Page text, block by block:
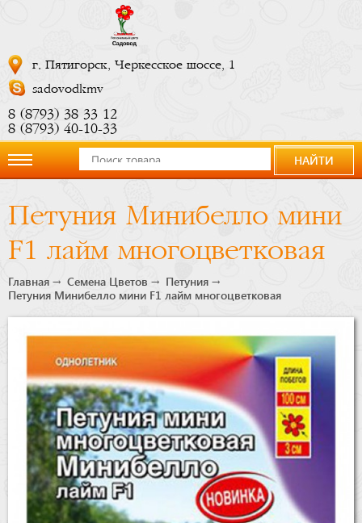
г. Пятигорск, Черкесское шоссе, 1
sadovodkmv
8 (8793) 38 33 12
8 (8793) 40-10-33
компании
Купить
Бренды
Доставка
Оптовикам
НАЙТИ
Петуния Минибелло мини
F1 лайм многоцветковая
Главная Семена Цветов
Петуния
Петуния Минибелло мини F1 лайм многоцветковая